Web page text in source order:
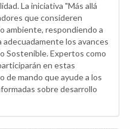
La iniciativa "Más allá
que consideren
ambiente, respondiendo a
los avances
Sostenible. Expertos como
en estas
de mando que ayude a los
sobre desarrollo